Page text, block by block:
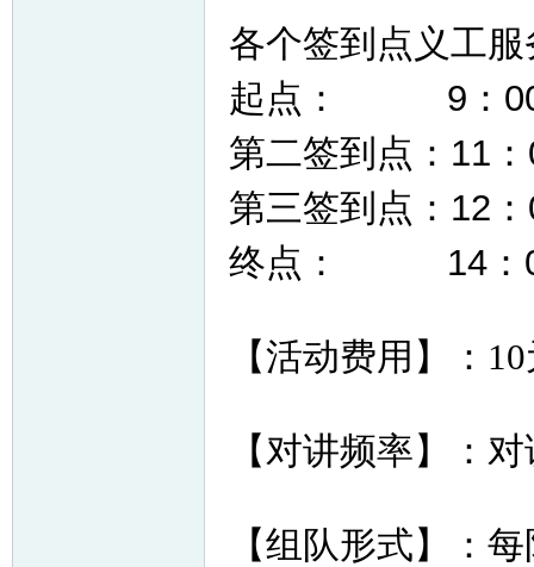
各个签到点义工
起点 ： 9：
第二签到点：11
第三签到点：12
终点 ： 14：
【活动费用】： 10
【对讲频率】：
【组队形式】：